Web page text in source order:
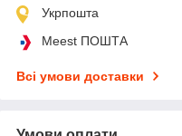
Укрпошта
Meest ПОШТА
Всі умови доставки